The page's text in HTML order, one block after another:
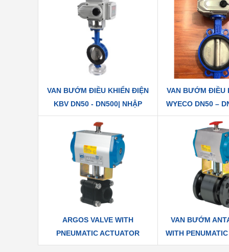
VAN BƯỚM ĐIỀU KHIỂN ĐIỆN
KBV DN50 - DN500| NHẬP
KHẨU CHÍNH HÃNG
VAN BƯỚM ĐIỀU
WYECO DN50 –
HÃNG
ARGOS VALVE WITH
PNEUMATIC ACTUATOR
EFFEBI - ITALIA| NHẬP KHẨU
VAN BƯỚM
WITH
EFFEBI ITALIA|